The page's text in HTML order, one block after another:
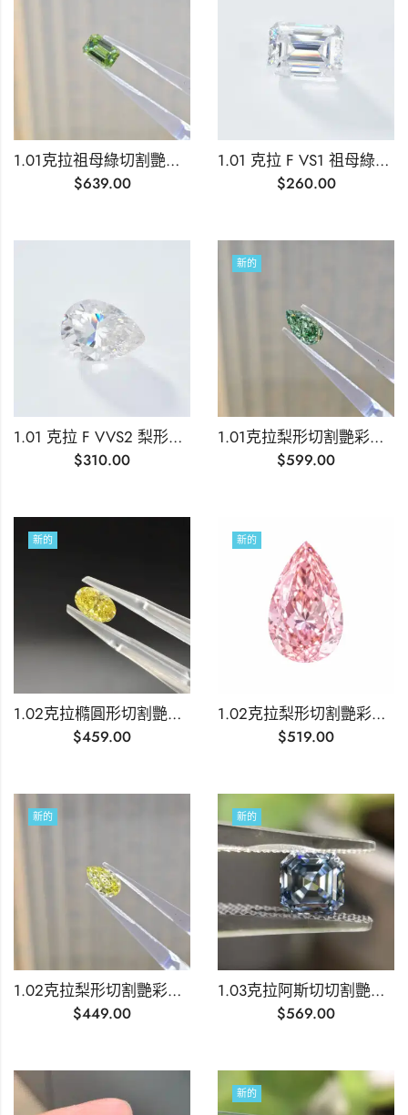
1.01克拉祖母綠切割艷彩綠色實驗室培育鑽石
$639.00
1.01 克拉 F VS1 祖母綠切割實驗室培育鑽石
$260.00
1.01 克拉 F VVS2 梨形切割實驗室培育鑽石
$310.00
新的
1.01克拉梨形切割艷彩濃綠實驗室培育鑽石
$599.00
新的
1.02克拉橢圓形切割艷彩濃黃實驗室培育鑽石
$459.00
新的
1.02克拉梨形切割艷彩濃粉紅實驗室培育鑽石
$519.00
新的
1.02克拉梨形切割艷彩濃黃實驗室培育鑽石
$449.00
新的
1.03克拉阿斯切切割艷彩藍實驗室培育鑽石
$569.00
新的